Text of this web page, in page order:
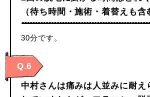
（待ち時間・施術・着替えも含
30分です。
Q.6
中村さんは痛みは人並みに耐え